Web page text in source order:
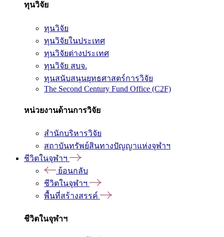
ทุนวิจัย
ทุนวิจัย
ทุนวิจัยในประเทศ
ทุนวิจัยต่างประเทศ
ทุนวิจัย สบจ.
ทุนสนับสนุนยุทธศาสตร์การวิจัย
The Second Century Fund Office (C2F)
หน่วยงานด้านการวิจัย
สำนักบริหารวิจัย
สถาบันทรัพย์สินทางปัญญาแห่งจุฬาฯ
ชีวิตในจุฬาฯ
ย้อนกลับ
ชีวิตในจุฬาฯ
พื้นที่สร้างสรรค์
ชีวิตในจุฬาฯ